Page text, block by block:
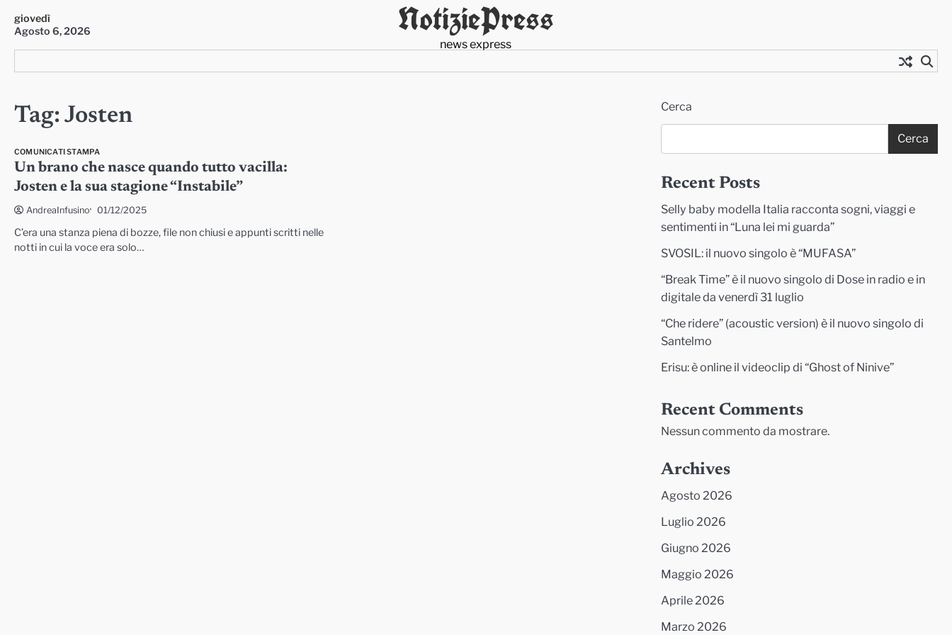
content
giovedì
Agosto 6, 2026
NotiziePress
news express
Tag: Josten
COMUNICATI STAMPA
Un brano che nasce quando tutto vacilla:
Josten e la sua stagione “Instabile”
AndreaInfusino 01/12/2025
C’era una stanza piena di bozze, file non chiusi e appunti scritti nelle
notti in cui la voce era solo…
Cerca
Cerca
Recent Posts
Selly baby modella Italia racconta sogni, viaggi e
sentimenti in “Luna lei mi guarda”
SVOSIL: il nuovo singolo è “MUFASA”
“Break Time” è il nuovo singolo di Dose in radio e in
digitale da venerdì 31 luglio
“Che ridere” (acoustic version) è il nuovo singolo di
Santelmo
Erisu: è online il videoclip di “Ghost of Ninive”
Recent Comments
Nessun commento da mostrare.
Archives
Agosto 2026
Luglio 2026
Giugno 2026
Maggio 2026
Aprile 2026
Marzo 2026